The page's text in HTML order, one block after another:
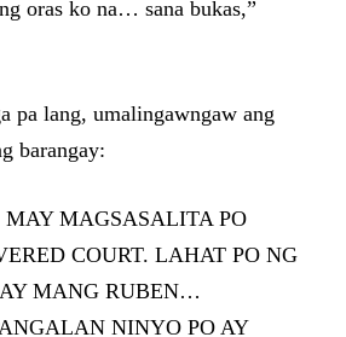
oras ko na… sana bukas,”
pa lang, umalingawngaw ang
barangay:
MAY MAGSASALITA PO
COURT. LAHAT PO NG
MANG RUBEN…
NINYO PO AY